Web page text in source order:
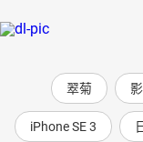
賴秋江 (高雄市新上國
顏安秀（基隆市東光
這是一本令人驚豔的
的煩惱。詩佳老師以
翠菊
iPhone SE 3